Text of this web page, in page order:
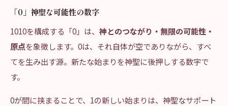
「0」神聖な可能性の数字
1010を構成する「0」は、 神とのつながり・無限の可能性・
原点を象徴します。0は、それ自体が空でありながら、すべ
てを生み出す源。新たな始まりを神聖に後押しする数字で
す。
0が間に挟まることで、1の新しい始まりは、神聖なサポート